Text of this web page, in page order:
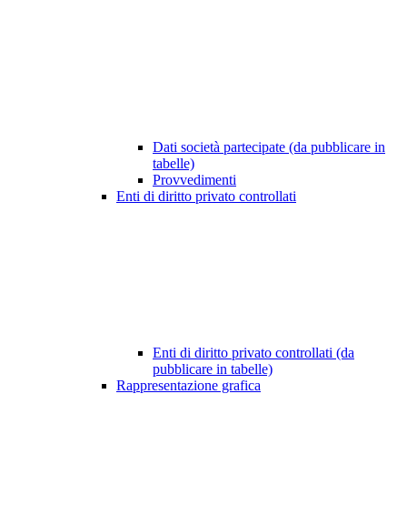
Dati società partecipate (da pubblicare in
tabelle)
Provvedimenti
Enti di diritto privato controllati
Enti di diritto privato controllati (da
pubblicare in tabelle)
Rappresentazione grafica